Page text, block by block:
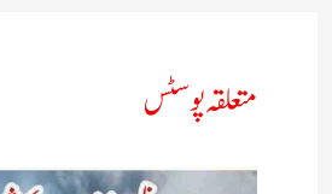
متعلقہ پوسٹس